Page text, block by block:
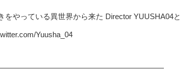
をやっている異世界から来た Director YUUSHA04と
Yuusha_04